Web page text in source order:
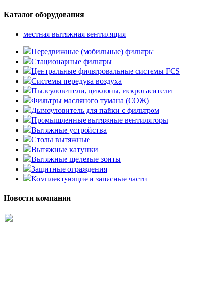
Каталог оборудования
местная вытяжная вентиляция
Передвижные (мобильные) фильтры
Стационарные фильтры
Центральные фильтровальные системы FCS
Системы передува воздуха
Пылеуловители, циклоны, искрогасители
Фильтры масляного тумана (СОЖ)
Дымоуловитель для пайки с фильтром
Промышленные вытяжные вентиляторы
Вытяжные устройства
Столы вытяжные
Вытяжные катушки
Вытяжные щелевые зонты
Защитные ограждения
Комплектующие и запасные части
Новости компании